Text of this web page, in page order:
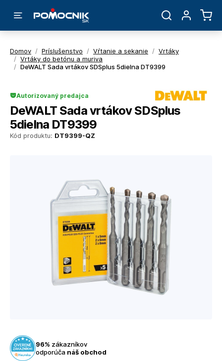
Domov / Príslušenstvo / Vŕtanie a sekanie / Vrtáky
/ Vrtáky do betónu a muriva
/ DeWALT Sada vrtákov SDSplus 5dielna DT9399
Kód produktu: DT9399-QZ
Autorizovaný predajca
DeWALT Sada vrtákov SDSplus
5dielna DT9399
96% zákazníkov
odporúča náš obchod